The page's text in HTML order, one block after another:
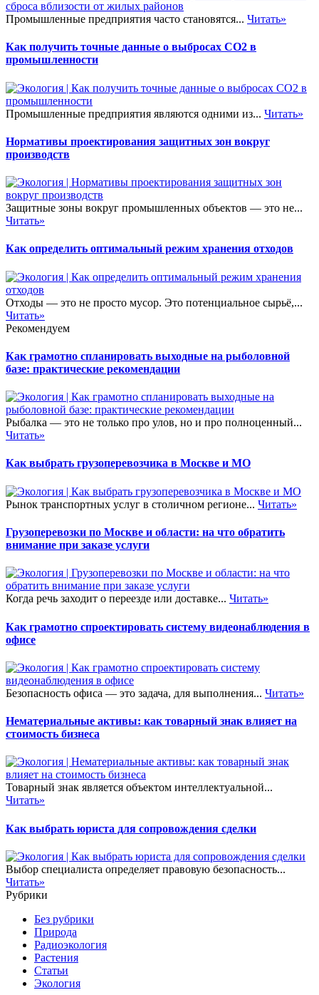
Промышленные предприятия часто становятся... Читать»
Как получить точные данные о выбросах CO2 в
промышленности
Промышленные предприятия являются одними из... Читать»
Нормативы проектирования защитных зон вокруг
производств
Защитные зоны вокруг промышленных объектов — это не...
Читать»
Как определить оптимальный режим хранения отходов
Отходы — это не просто мусор. Это потенциальное сырьё,...
Читать»
Рекомендуем
Как грамотно спланировать выходные на рыболовной
базе: практические рекомендации
Рыбалка — это не только про улов, но и про полноценный...
Читать»
Как выбрать грузоперевозчика в Москве и МО
Рынок транспортных услуг в столичном регионе... Читать»
Грузоперевозки по Москве и области: на что обратить
внимание при заказе услуги
Когда речь заходит о переезде или доставке... Читать»
Как грамотно спроектировать систему видеонаблюдения в
офисе
Безопасность офиса — это задача, для выполнения... Читать»
Нематериальные активы: как товарный знак влияет на
стоимость бизнеса
Товарный знак является объектом интеллектуальной...
Читать»
Как выбрать юриста для сопровождения сделки
Выбор специалиста определяет правовую безопасность...
Читать»
Рубрики
Без рубрики
Природа
Радиоэкология
Растения
Статьи
Экология